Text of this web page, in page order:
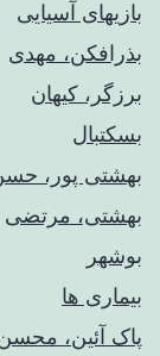
بازیهای آسیایی
بذرافکن، مهدی
برزگر، کیهان
بسکتبال
بهشتی پور،
بهشتی، مرتضی
بوشهر
بیماری ها
پاک آئین،